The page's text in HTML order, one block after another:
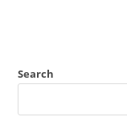
Search